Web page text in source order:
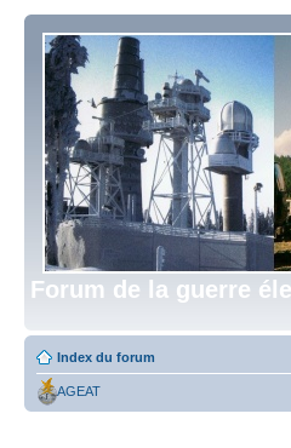
Forum de la guerre
Index du forum
AGEAT